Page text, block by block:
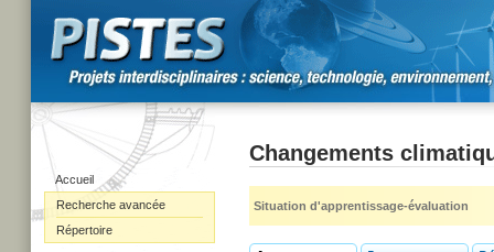
Accueil
Recherche avancée
Répertoire
Changements
Situation d'apprentissage-évaluation